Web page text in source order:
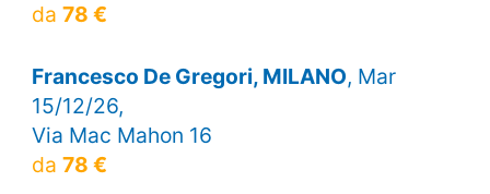
da 78 €
Francesco De Gregori, MILANO, Mar
15/12/26,
Via Mac Mahon 16
da 78 €